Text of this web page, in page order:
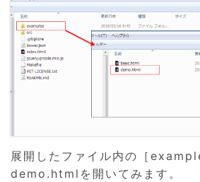
展開したファイル内の［
demo.htmlを開いてみます。